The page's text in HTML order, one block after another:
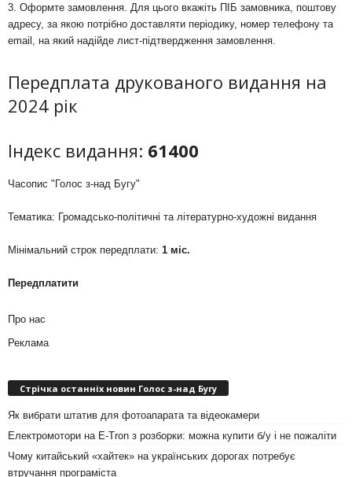
3. Оформте замовлення. Для цього вкажіть ПІБ замовника, поштову
адресу, за якою потрібно доставляти періодику, номер телефону та
email, на який надійде лист-підтвердження замовлення.
Передплата друкованого видання на
2024 рік
Індекс видання: 61400
Часопис "Голос з-над Бугу"
Тематика: Громадсько-політичні та літературно-художні видання
Мінімальний строк передплати: 1 міс.
Передплатити
Про нас
Реклама
Стрічка останніх новин Голос з-над Бугу
Як вибрати штатив для фотоапарата та відеокамери
Електромотори на E-Tron з розборки: можна купити б/у і не пожаліти
Чому китайський «хайтек» на українських дорогах потребує
втручання програміста